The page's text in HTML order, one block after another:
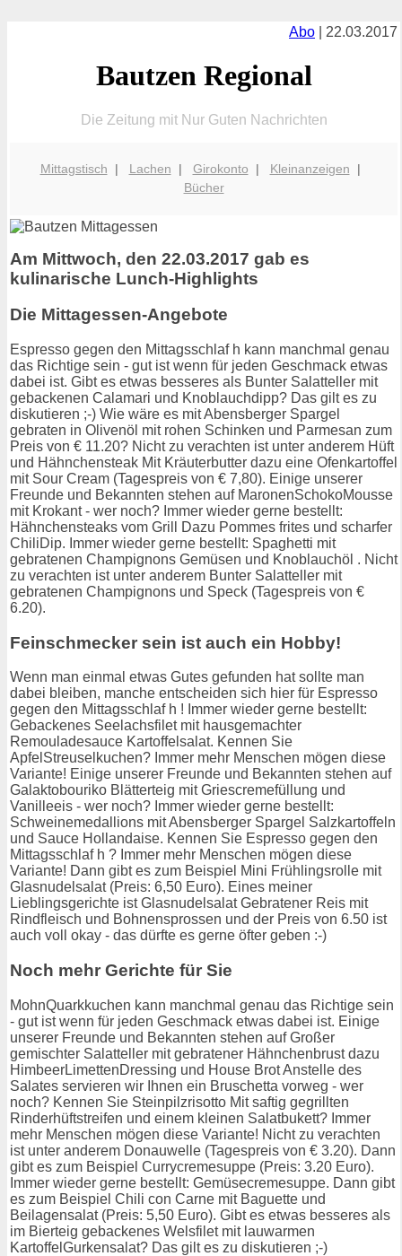
Abo | 22.03.2017
Bautzen Regional
Die Zeitung mit Nur Guten Nachrichten
Mittagstisch | Lachen | Girokonto | Kleinanzeigen |
Bücher
Am Mittwoch, den 22.03.2017 gab es
kulinarische Lunch-Highlights
Die Mittagessen-Angebote
Espresso gegen den Mittagsschlaf h kann manchmal genau
das Richtige sein - gut ist wenn für jeden Geschmack etwas
dabei ist. Gibt es etwas besseres als Bunter Salatteller mit
gebackenen Calamari und Knoblauchdipp? Das gilt es zu
diskutieren ;-) Wie wäre es mit Abensberger Spargel
gebraten in Olivenöl mit rohen Schinken und Parmesan zum
Preis von € 11.20? Nicht zu verachten ist unter anderem Hüft
und Hähnchensteak Mit Kräuterbutter dazu eine Ofenkartoffel
mit Sour Cream (Tagespreis von € 7,80). Einige unserer
Freunde und Bekannten stehen auf MaronenSchokoMousse
mit Krokant - wer noch? Immer wieder gerne bestellt:
Hähnchensteaks vom Grill Dazu Pommes frites und scharfer
ChiliDip. Immer wieder gerne bestellt: Spaghetti mit
gebratenen Champignons Gemüsen und Knoblauchöl . Nicht
zu verachten ist unter anderem Bunter Salatteller mit
gebratenen Champignons und Speck (Tagespreis von €
6.20).
Feinschmecker sein ist auch ein Hobby!
Wenn man einmal etwas Gutes gefunden hat sollte man
dabei bleiben, manche entscheiden sich hier für Espresso
gegen den Mittagsschlaf h ! Immer wieder gerne bestellt:
Gebackenes Seelachsfilet mit hausgemachter
Remouladesauce Kartoffelsalat. Kennen Sie
ApfelStreuselkuchen? Immer mehr Menschen mögen diese
Variante! Einige unserer Freunde und Bekannten stehen auf
Galaktobouriko Blätterteig mit Griescremefüllung und
Vanilleeis - wer noch? Immer wieder gerne bestellt:
Schweinemedallions mit Abensberger Spargel Salzkartoffeln
und Sauce Hollandaise. Kennen Sie Espresso gegen den
Mittagsschlaf h ? Immer mehr Menschen mögen diese
Variante! Dann gibt es zum Beispiel Mini Frühlingsrolle mit
Glasnudelsalat (Preis: 6,50 Euro). Eines meiner
Lieblingsgerichte ist Glasnudelsalat Gebratener Reis mit
Rindfleisch und Bohnensprossen und der Preis von 6.50 ist
auch voll okay - das dürfte es gerne öfter geben :-)
Noch mehr Gerichte für Sie
MohnQuarkkuchen kann manchmal genau das Richtige sein
- gut ist wenn für jeden Geschmack etwas dabei ist. Einige
unserer Freunde und Bekannten stehen auf Großer
gemischter Salatteller mit gebratener Hähnchenbrust dazu
HimbeerLimettenDressing und House Brot Anstelle des
Salates servieren wir Ihnen ein Bruschetta vorweg - wer
noch? Kennen Sie Steinpilzrisotto Mit saftig gegrillten
Rinderhüftstreifen und einem kleinen Salatbukett? Immer
mehr Menschen mögen diese Variante! Nicht zu verachten
ist unter anderem Donauwelle (Tagespreis von € 3.20). Dann
gibt es zum Beispiel Currycremesuppe (Preis: 3.20 Euro).
Immer wieder gerne bestellt: Gemüsecremesuppe. Dann gibt
es zum Beispiel Chili con Carne mit Baguette und
Beilagensalat (Preis: 5,50 Euro). Gibt es etwas besseres als
im Bierteig gebackenes Welsfilet mit lauwarmen
KartoffelGurkensalat? Das gilt es zu diskutieren ;-)